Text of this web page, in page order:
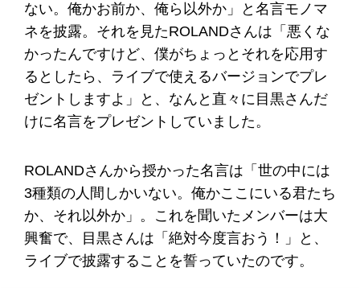
ない。俺かお前か、俺ら以外か」と名言モノマ
ネを披露。それを見たROLANDさんは「悪くな
かったんですけど、僕がちょっとそれを応用す
るとしたら、ライブで使えるバージョンでプレ
ゼントしますよ」と、なんと直々に目黒さんだ
けに名言をプレゼントしていました。
ROLANDさんから授かった名言は「世の中には
3種類の人間しかいない。俺かここにいる君たち
か、それ以外か」。これを聞いたメンバーは大
興奮で、目黒さんは「絶対今度言おう！」と、
ライブで披露することを誓っていたのです。